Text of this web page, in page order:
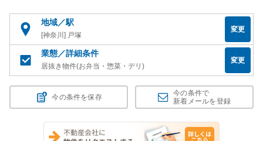
地域／駅
[神奈川] 戸塚
変更
業態／詳細条件
居抜き物件(お弁当・惣菜・デリ)
変更
今の条件を保存
今の条件で
新着メールを登録